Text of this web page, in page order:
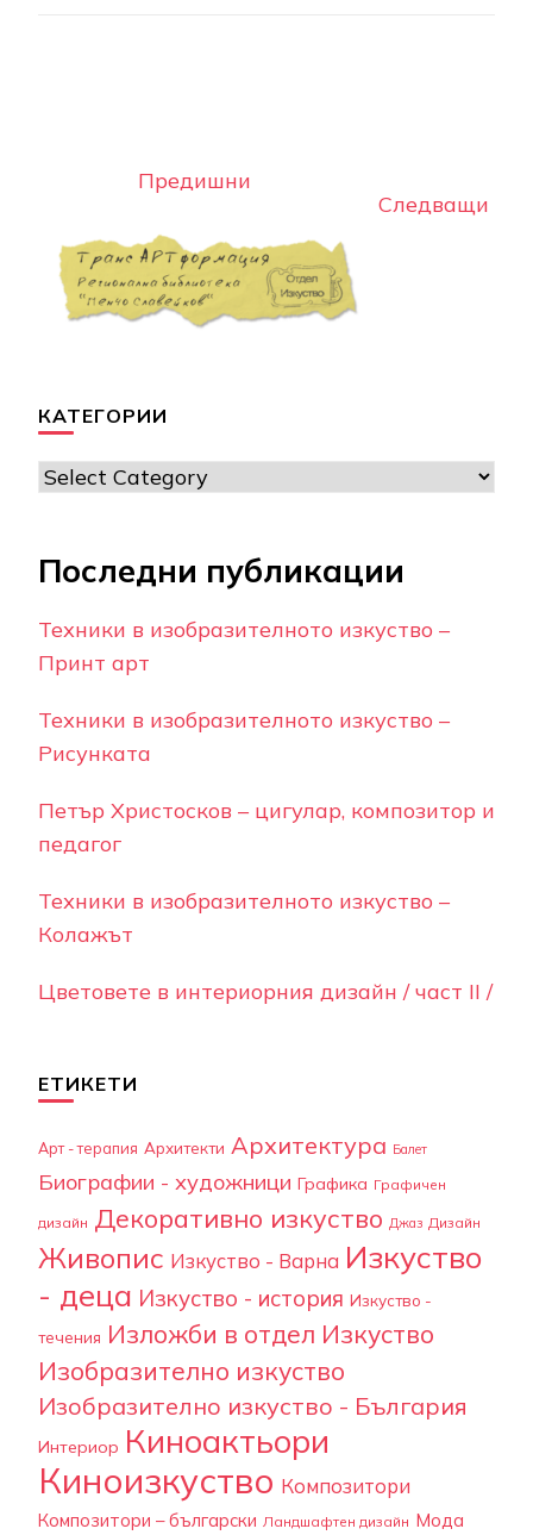
КАТЕГОРИИ
Категории
Последни публикации
Техники в изобразителното изкуство –
Принт арт
Техники в изобразителното изкуство –
Рисунката
Петър Христосков – цигулар, композитор и
педагог
Техники в изобразителното изкуство –
Колажът
Цветовете в интериорния дизайн / част II /
ЕТИКЕТИ
Арт - терапия Архитекти Архитектура Балет
Биографии - художници Графика Графичен
дизайн Декоративно изкуство Джаз Дизайн
Живопис Изкуство - Варна Изкуство
- деца Изкуство - история Изкуство -
течения Изложби в отдел Изкуство
Изобразително изкуство
Изобразително изкуство - България
Интериор Киноактьори
Киноизкуство Композитори
Композитори – български Ландшафтен дизайн Мода